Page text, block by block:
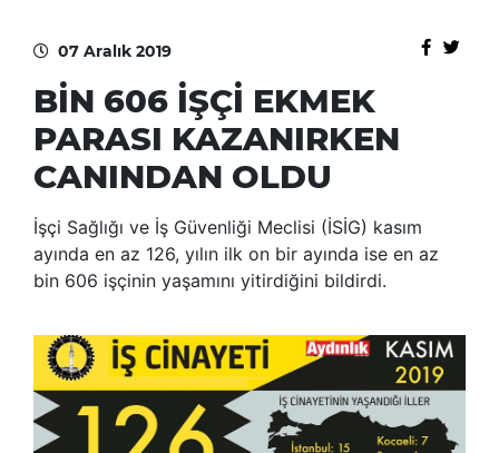
07 Aralık 2019
BİN 606 İŞÇİ EKMEK
PARASI KAZANIRKEN
CANINDAN OLDU
İşçi Sağlığı ve İş Güvenliği Meclisi (İSİG) kasım
ayında en az 126, yılın ilk on bir ayında ise en az
bin 606 işçinin yaşamını yitirdiğini bildirdi.